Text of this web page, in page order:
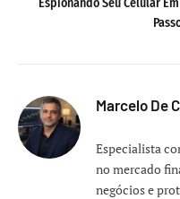
Marcelo De
Especialista
no mercado
negócios e